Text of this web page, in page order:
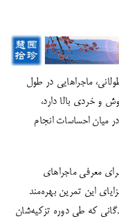
ماجراهایی در طول
و خردی بالا دارد،
میان احساسات انجام
معرفی ماجراهای
این تمرین بهره‌مند
که طی دوره تزکیه‌شان